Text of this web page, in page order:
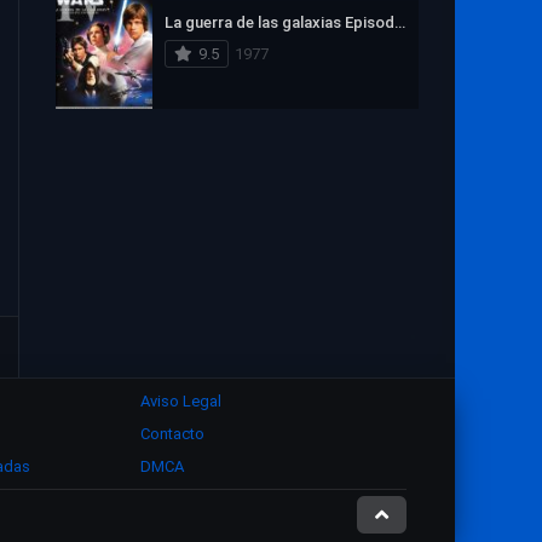
1969 1968
1966
La guerra de las galaxias Episodio IV: Una nueva esperanza
9.5
1977
Aviso Legal
Contacto
DMCA